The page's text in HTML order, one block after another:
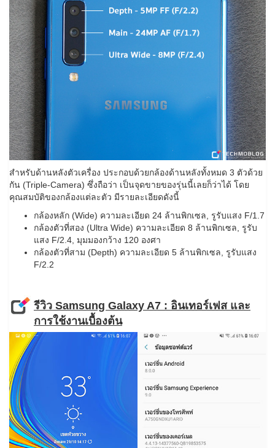
สำหรับด้านหลังตัวเครื่อง ประกอบด้วยกล้องด้านหลังทั้งหมด 3 ตัวด้วย
กัน (Triple-Camera) ซึ่งถือว่า เป็นจุดขายของรุ่นนี้เลยก็ว่าได้ โดย
คุณสมบัติของกล้องแต่ละตัว มีรายละเอียดดังนี้
กล้องหลัก (Wide) ความละเอียด 24 ล้านพิกเซล, รูรับแสง F/1.7
กล้องตัวที่สอง (Ultra Wide) ความละเอียด 8 ล้านพิกเซล, รูรับ
แสง F/2.4, มุมมองกว้าง 120 องศา
กล้องตัวที่สาม (Depth) ความละเอียด 5 ล้านพิกเซล, รูรับแสง
F/2.2
รีวิว Samsung Galaxy A7 : อินเทอร์เฟส และ
การใช้งานเบื้องต้น